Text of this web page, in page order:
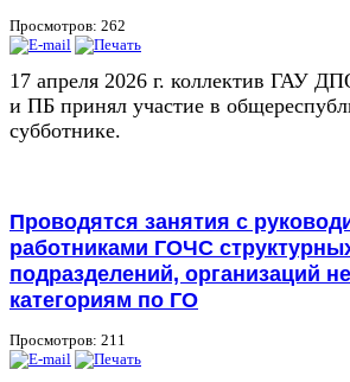
Просмотров: 262
17 апреля 2026 г. коллектив ГАУ
и ПБ принял участие в
субботнике.
Проводятся занятия с
работниками ГОЧС
подразделений, организаций
категориям по ГО
Просмотров: 211